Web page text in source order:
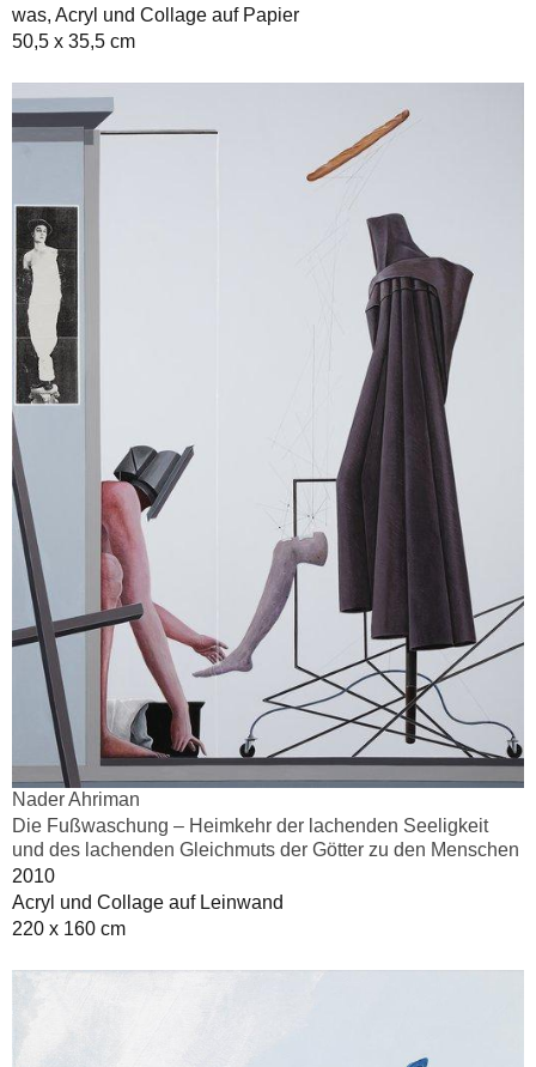
was, Acryl und Collage auf Papier
50,5 x 35,5 cm
Nader Ahriman
Die Fußwaschung – Heimkehr der lachenden Seeligkeit
und des lachenden Gleichmuts der Götter zu den Menschen
2010
Acryl und Collage auf Leinwand
220 x 160 cm